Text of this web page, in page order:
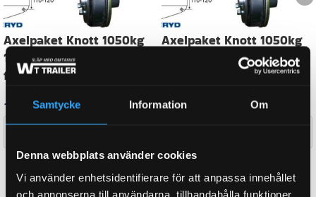
Samtycke Information Om
Denna webbplats använder cookies
Vi använder enhetsidentifierare för att anpassa innehållet
och annonserna till användarna, tillhandahålla funktioner
AXEL A-MÅTT
TOTALVIKT 1500 kg
WEIGHT 86,2 kg